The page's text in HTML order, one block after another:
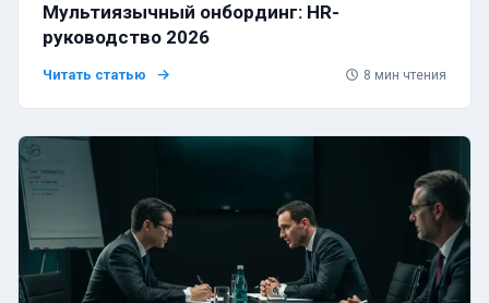
Мультиязычный онбординг: HR-
руководство 2026
Читать статью 8 мин чтения